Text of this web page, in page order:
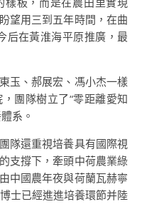
望用三到五年時間，在曲
后在黃淮海平原推廣，最
玉、郝展宏、馮小杰一樣
團隊樹立了“零距離愛知
系。
隊還重視培養具有國際視
支撐下，牽頭中荷農業綠
中國農年夜與荷蘭瓦赫寧
士已經進進培養環節并陸